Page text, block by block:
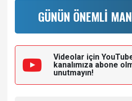
GÜNÜN ÖNEMLİ
Videolar için
kanalımıza abone
unutmayın!